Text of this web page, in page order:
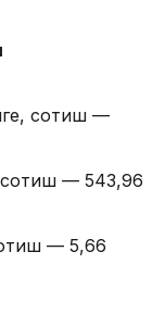
сотиш —
— 543,96
— 5,66